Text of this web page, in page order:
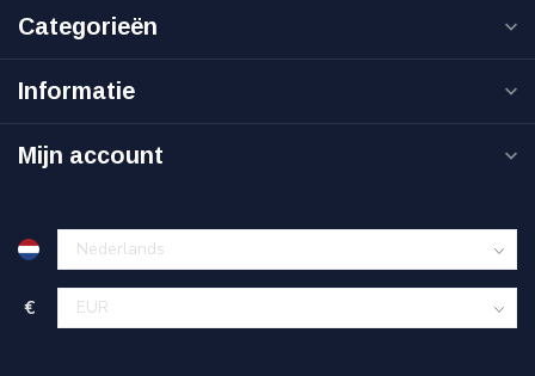
Categorieën
Informatie
Mijn account
€